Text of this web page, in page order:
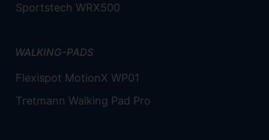
Sportstech WRX500
WALKING-PADS
Flexispot MotionX WP01
Tretmann Walking Pad Pro